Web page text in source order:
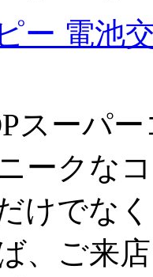
ー 電池
スーパ
ークな
けでな
、ご来